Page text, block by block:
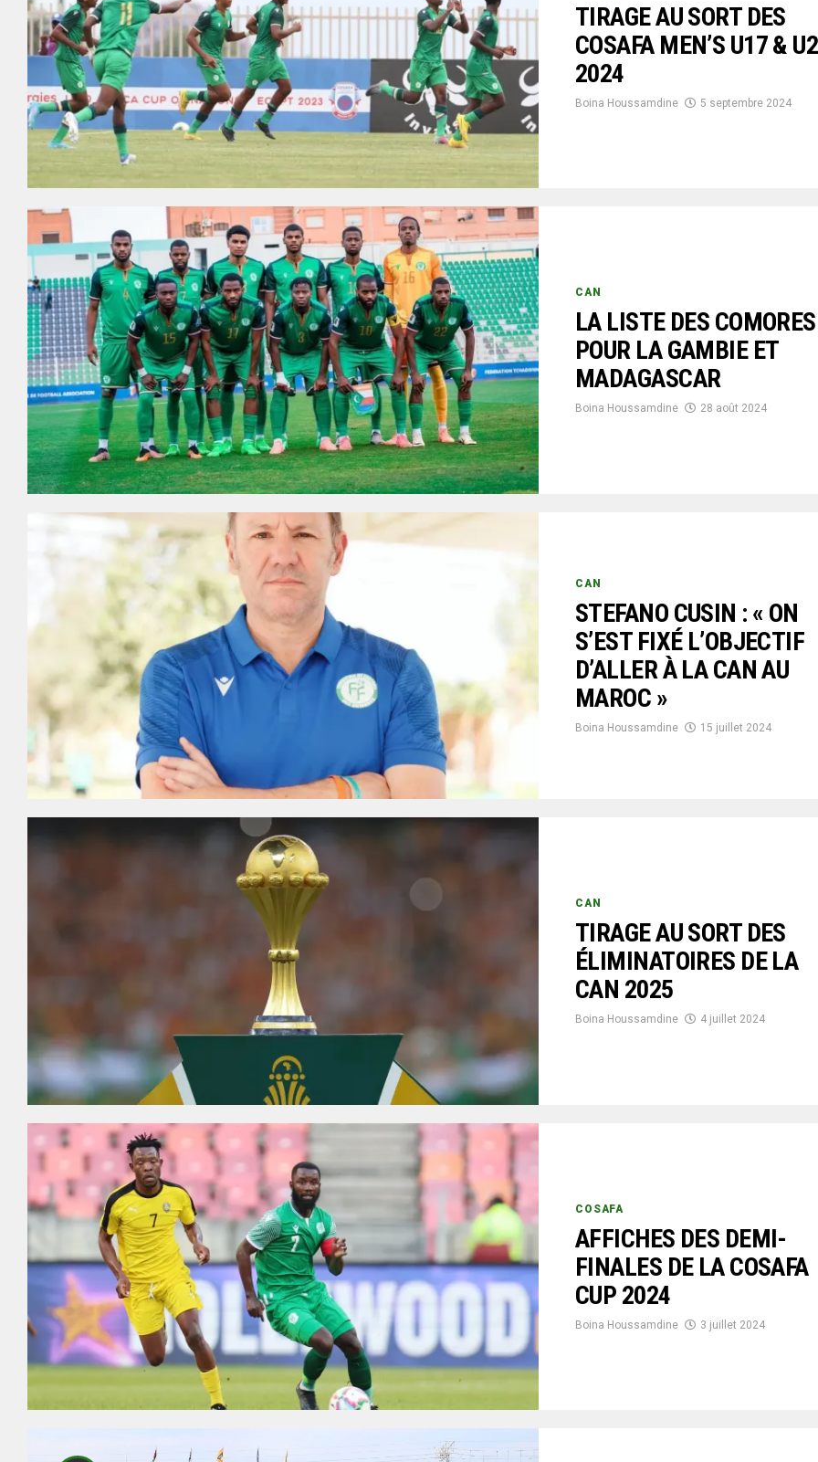
TIRAGE AU SORT DES
COSAFA MEN’S U17 &
2024
Boina Houssamdine 5 septembre 2024
CAN
LA LISTE DES COMORES
POUR LA GAMBIE ET
MADAGASCAR
Boina Houssamdine 28 août 2024
CAN
STEFANO CUSIN : « ON
S’EST FIXÉ L’OBJECTIF
D’ALLER À LA CAN AU
MAROC »
Boina Houssamdine 15 juillet 2024
CAN
TIRAGE AU SORT DES
ÉLIMINATOIRES DE LA
CAN 2025
Boina Houssamdine 4 juillet 2024
COSAFA
AFFICHES DES DEMI-
FINALES DE LA COSAFA
CUP 2024
Boina Houssamdine 3 juillet 2024